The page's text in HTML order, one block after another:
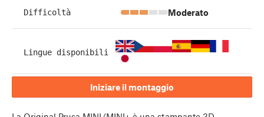
Difficoltà Moderato
Lingue disponibili
Iniziare il montaggio